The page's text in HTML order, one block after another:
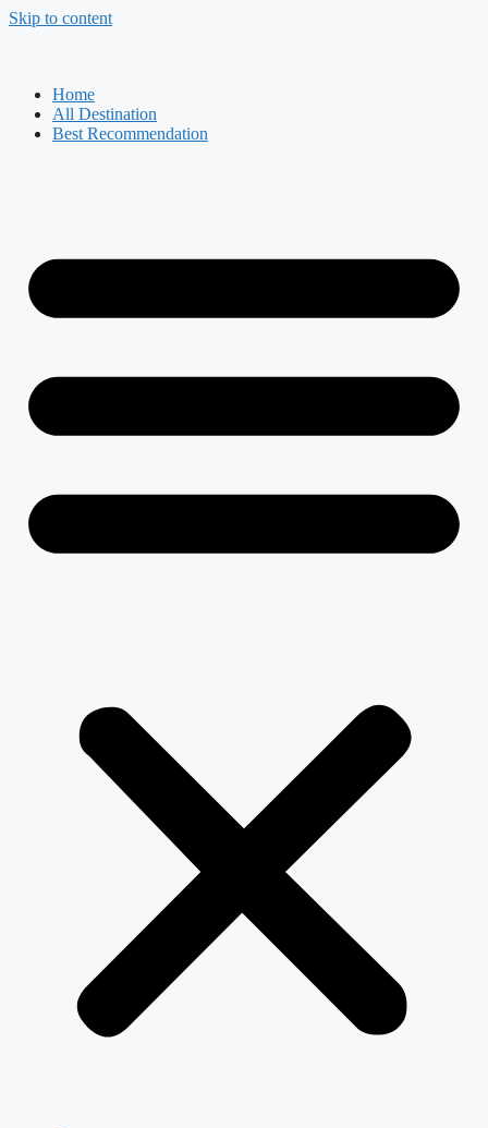
Skip to content
Home
All Destination
Best Recommendation